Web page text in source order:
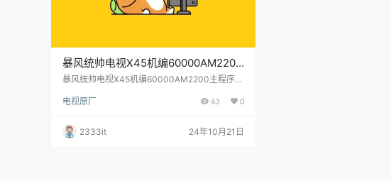
暴风统帅电视X45机编60000AM2200
主程序11162801屏程序30163802配屏
包
暴风统帅电视X45机编60000AM2200主程序11
厂程序U盘数据刷机包
电视原厂 63 0
2333it 24年10月21日